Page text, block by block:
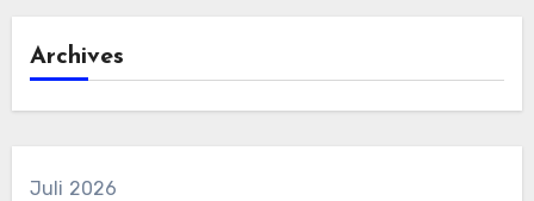
Archives
Juli 2026